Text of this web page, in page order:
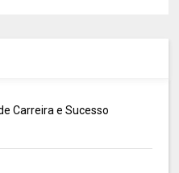
Carreira e Sucesso